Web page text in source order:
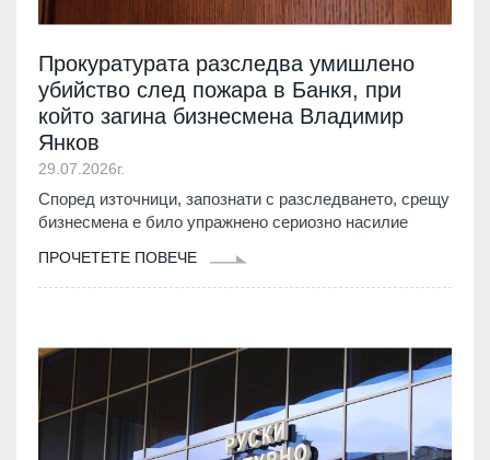
Прокуратурата разследва умишлено
убийство след пожара в Банкя, при
който загина бизнесмена Владимир
Янков
29.07.2026г.
Според източници, запознати с разследването, срещу
бизнесмена е било упражнено сериозно насилие
ПРОЧЕТЕТЕ ПОВЕЧЕ